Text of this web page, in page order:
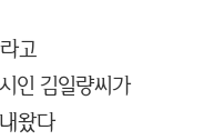
고
인 김일량씨가
왔다